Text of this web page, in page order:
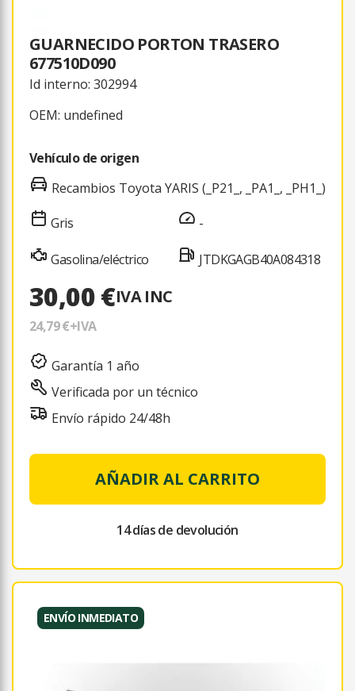
GUARNECIDO PORTON TRASERO
677510D090
Id interno: 302994
OEM: undefined
Vehículo de origen
Recambios Toyota YARIS (_P21_, _PA1_, _PH1_)
Gris
Gasolina/eléctrico
-
JTDKGAGB40A084318
30,00 €IVA INC
24,79 €+IVA
Garantía 1 año
Verificada por un técnico
Envío rápido 24/48h
AÑADIR AL CARRITO
14 días de devolución
ENVÍO INMEDIATO